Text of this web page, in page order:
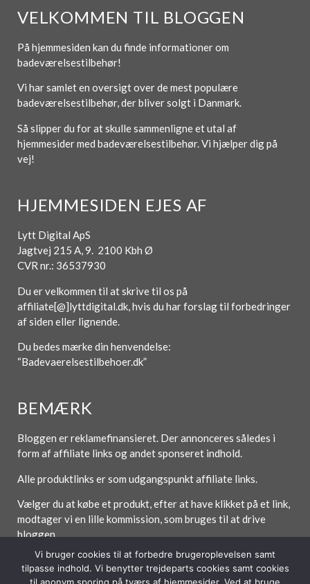
VELKOMMEN TIL BLOGGEN
På hjemmesiden kan du finde informationer om
badeværelsestilbehør!
Vi har samlet en oversigt over de mest populære
badeværelsestilbehør, der bliver solgt i Danmark.
Så slipper du for at skulle sammenligne et utal af
hjemmesider med badeværelsestilbehør. Vi hjælper dig på
vej!
HJEMMESIDEN EJES AF
Lytt Digital ApS
Jagtvej 215 A, 9. 2100 Kbh Ø
CVR nr.: 36537930
Du er velkommen til at skrive til os på
affiliate[@]lyttdigital.dk, hvis du har forslag til forbedringer
af siden eller lignende.
Du bedes mærke din henvendelse:
“Badevaerelsestilbehoer.dk”
BEMÆRK
Bloggen er reklamefinansieret. Der annonceres således i
form af affiliate links og andet sponseret indhold.
Alle produktlinks er som udgangspunkt affiliate links.
Vælger du at købe et produkt, efter at have klikket på et link,
modtager vi en lille kommission, som bruges til at drive
bloggen.
Vi bruger cookies til at forbedre brugeroplevelsen samt
tilpasse indhold. Vi benytter trejdeparts cookies samt cookies